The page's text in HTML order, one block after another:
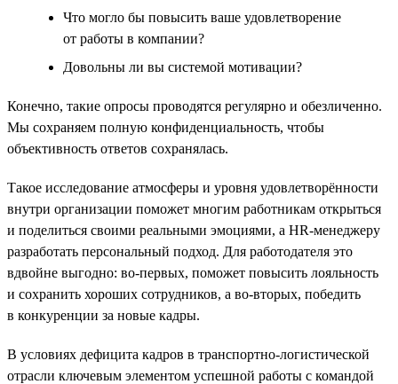
Что могло бы повысить ваше удовлетворение
от работы в компании?
Довольны ли вы системой мотивации?
Конечно, такие опросы проводятся регулярно и обезличенно.
Мы сохраняем полную конфиденциальность, чтобы
объективность ответов сохранялась.
Такое исследование атмосферы и уровня удовлетворённости
внутри организации поможет многим работникам открыться
и поделиться своими реальными эмоциями, а HR-менеджеру
разработать персональный подход. Для работодателя это
вдвойне выгодно: во-первых, поможет повысить лояльность
и сохранить хороших сотрудников, а во-вторых, победить
в конкуренции за новые кадры.
В условиях дефицита кадров в транспортно-логистической
отрасли ключевым элементом успешной работы с командой